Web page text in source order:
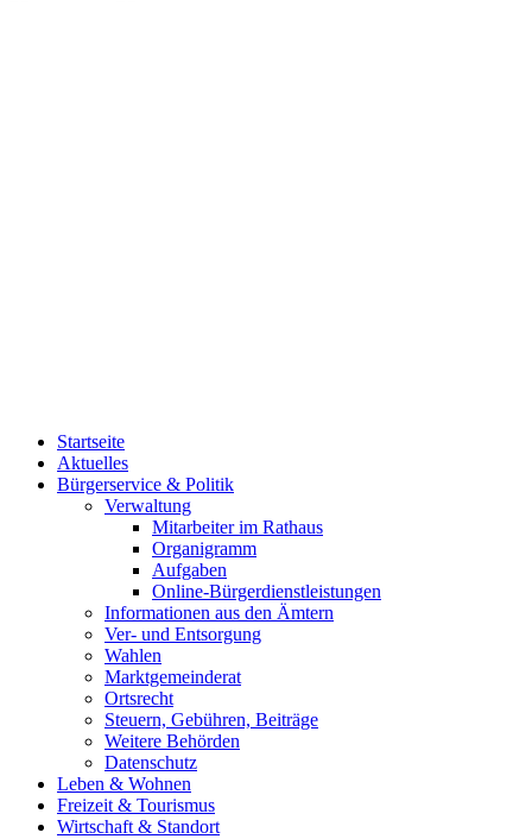
Startseite
Aktuelles
Bürgerservice & Politik
Verwaltung
Mitarbeiter im Rathaus
Organigramm
Aufgaben
Online-Bürgerdienstleistungen
Informationen aus den Ämtern
Ver- und Entsorgung
Wahlen
Marktgemeinderat
Ortsrecht
Steuern, Gebühren, Beiträge
Weitere Behörden
Datenschutz
Leben & Wohnen
Freizeit & Tourismus
Wirtschaft & Standort